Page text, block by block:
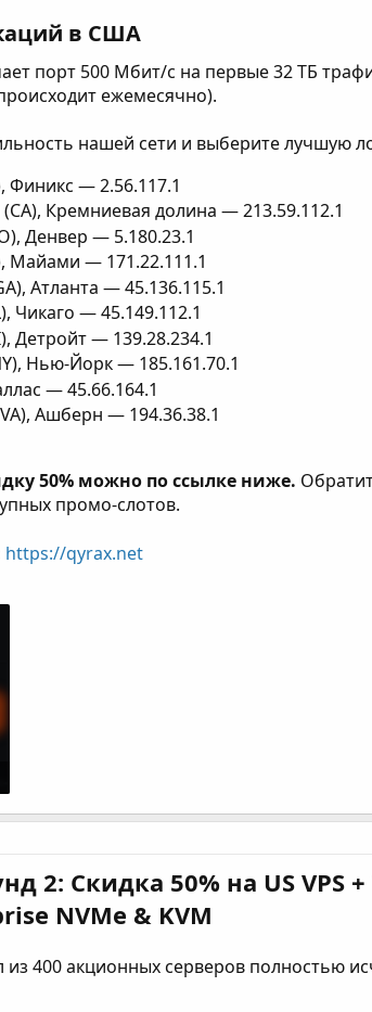
в США​
порт 500 Мбит/с на первые 32 ТБ
ежемесячно).
нашей сети и выберите лучшую
Финикс — 2.56.117.1
Кремниевая долина — 213.59.112.1
Денвер — 5.180.23.1
Майами — 171.22.111.1
Атланта — 45.136.115.1
Чикаго — 45.149.112.1
Детройт — 139.28.234.1
Нью-Йорк — 185.161.70.1
— 45.66.164.1
Ашберн — 194.36.38.1
50% можно по ссылке ниже.
промо-слотов.
https://qyrax.net
2: Скидка 50% на US
NVMe & KVM
400 акционных серверов полностью